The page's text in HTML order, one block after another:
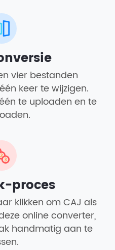
vier bestanden
keer te wijzigen.
te uploaden en te
proces
klikken om CAJ als
online converter,
handmatig aan te